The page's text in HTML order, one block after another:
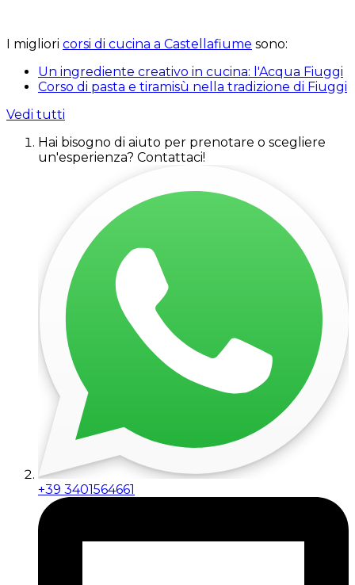
I migliori corsi di cucina a Castellafiume sono:
Un ingrediente creativo in cucina: l'Acqua Fiuggi
Corso di pasta e tiramisù nella tradizione di Fiuggi
Vedi tutti
Hai bisogno di aiuto per prenotare o scegliere
un'esperienza? Contattaci!
+39 3401564661